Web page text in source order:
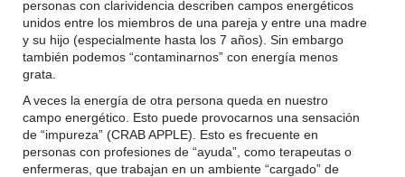
personas con clarividencia describen campos energéticos
unidos entre los miembros de una pareja y entre una madre
y su hijo (especialmente hasta los 7 años). Sin embargo
también podemos “contaminarnos” con energía menos
grata.
A veces la energía de otra persona queda en nuestro
campo energético. Esto puede provocarnos una sensación
de “impureza” (CRAB APPLE). Esto es frecuente en
personas con profesiones de “ayuda”, como terapeutas o
enfermeras, que trabajan en un ambiente “cargado” de